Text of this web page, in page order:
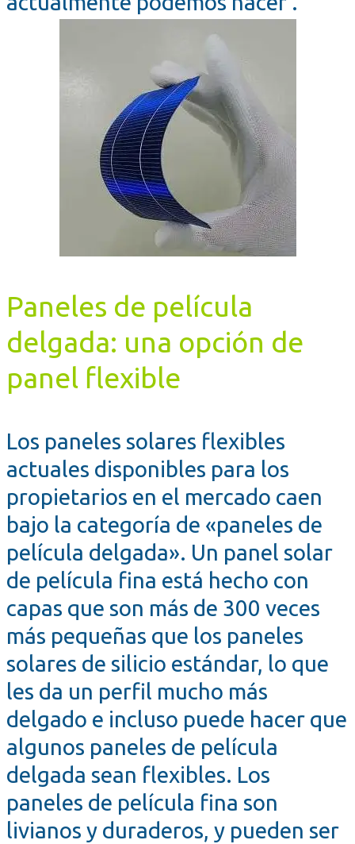
Paneles de película
delgada: una opción de
panel flexible
Los paneles solares flexibles
actuales disponibles para los
propietarios en el mercado caen
bajo la categoría de «paneles de
película delgada». Un panel solar
de película fina está hecho con
capas que son más de 300 veces
más pequeñas que los paneles
solares de silicio estándar, lo que
les da un perfil mucho más
delgado e incluso puede hacer que
algunos paneles de película
delgada sean flexibles. Los
paneles de película fina son
livianos y duraderos, y pueden ser